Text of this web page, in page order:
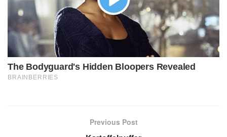
Previous Post